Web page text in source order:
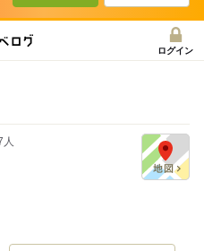
ログイン
人